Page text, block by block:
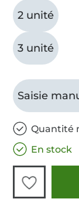
2 unité
3 unité
Saisie
Quantité
En stock